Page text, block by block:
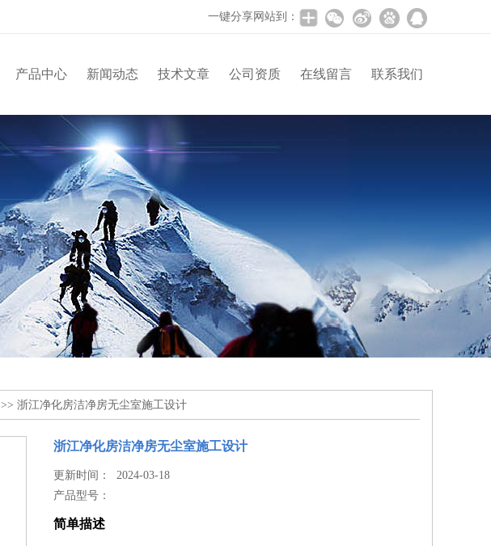
一键分享网站到：
产品中心 新闻动态 技术文章 公司资质 在线留言 联系我们
>> 浙江净化房洁净房无尘室施工设计
浙江净化房洁净房无尘室施工设计
更新时间： 2024-03-18
产品型号：
简单描述